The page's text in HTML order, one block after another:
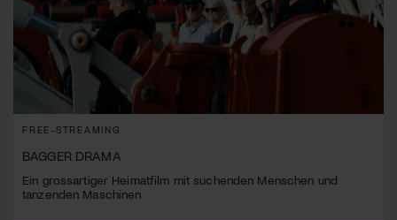
FREE-STREAMING
BAGGER DRAMA
Ein grossartiger Heimatfilm mit suchenden Menschen und
tanzenden Maschinen